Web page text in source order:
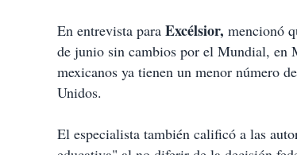
En entrevista para Excélsior, mencionó
de junio sin cambios por el Mundial, en
mexicanos ya tienen un menor número
Unidos.
El especialista también calificó a las